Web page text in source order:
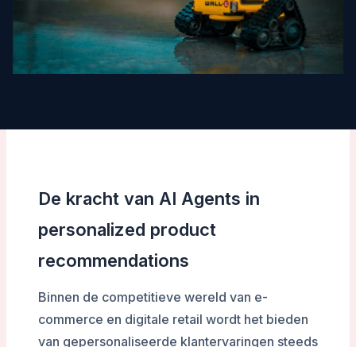
De kracht van AI Agents in
personalized product
recommendations
Binnen de competitieve wereld van e-
commerce en digitale retail wordt het bieden
van gepersonaliseerde klantervaringen steeds